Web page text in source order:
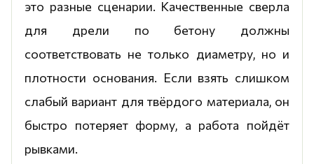
это разные сценарии. Качественные сверла
для дрели по бетону должны
соответствовать не только диаметру, но и
плотности основания. Если взять слишком
слабый вариант для твёрдого материала, он
быстро потеряет форму, а работа пойдёт
рывками.